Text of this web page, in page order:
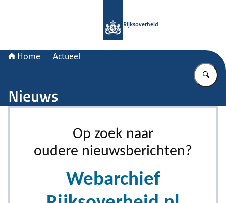
Rijksoverheid
Home Actueel
Nieuws